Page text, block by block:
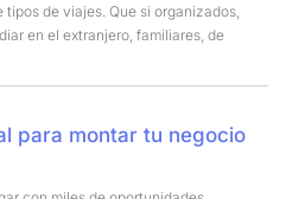
de viajes. Que si organizados,
en el extranjero, familiares, de
para montar tu negocio